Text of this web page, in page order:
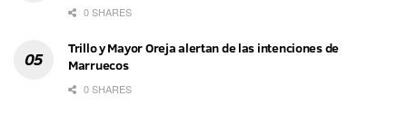
0 SHARES
Trillo y Mayor Oreja alertan de las intenciones de
Marruecos
0 SHARES